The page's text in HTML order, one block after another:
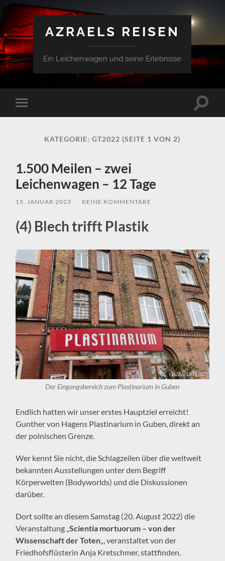
AZRAELS REISEN
Ein Leichenwagen und seine Erlebnisse
Mobile-
Menü
KATEGORIE:GT2022 (SEITE 1 VON 2)
1.500 Meilen – zwei
Leichenwagen – 12 Tage
15. JANUAR 2023 KEINE KOMMENTARE
(4) Blech trifft Plastik
Der Eingangsbereich zum Plastinarium in Guben
Endlich hatten wir unser erstes Hauptziel erreicht!
Gunther von Hagens Plastinarium in Guben, direkt an
der polnischen Grenze.
Wer kennt Sie nicht, die Schlagzeilen über die weltweit
bekannten Ausstellungen unter dem Begriff
Körperwelten (Bodyworlds) und die Diskussionen
darüber.
Dort sollte an diesem Samstag (20. August 2022) die
Veranstaltung „Scientia mortuorum – von der
Wissenschaft der Toten„, veranstaltet von der
Friedhofsflüsterin Anja Kretschmer, stattfinden.